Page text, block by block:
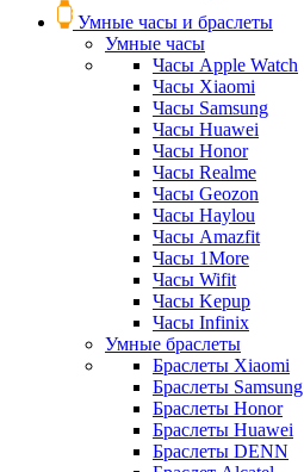
Умные часы и браслеты
Умные часы
Часы Apple Watch
Часы Xiaomi
Часы Samsung
Часы Huawei
Часы Honor
Часы Realme
Часы Geozon
Часы Haylou
Часы Amazfit
Часы 1More
Часы Wifit
Часы Kepup
Часы Infinix
Умные браслеты
Браслеты Xiaomi
Браслеты Samsung
Браслеты Honor
Браслеты Huawei
Браслеты DENN